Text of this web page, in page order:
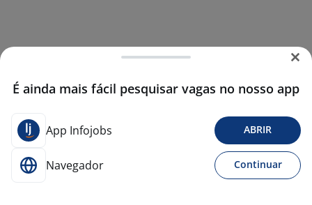
É ainda mais fácil pesquisar vagas no nosso app
App Infojobs ABRIR
Navegador Continuar